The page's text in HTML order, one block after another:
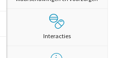
Interacties